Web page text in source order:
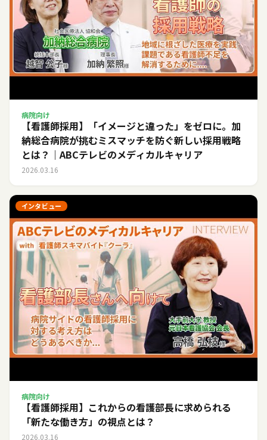
病院向け
【看護師採用】「イメージと違った」をゼロに。加
納総合病院が挑むミスマッチを防ぐ新しい採用戦略
とは？｜ABCテレビのメディカルキャリア
2026.03.16
インタビュー
病院向け
【看護師採用】これからの看護部長に求められる
「新たな働き方」の視点とは？
2026.03.16